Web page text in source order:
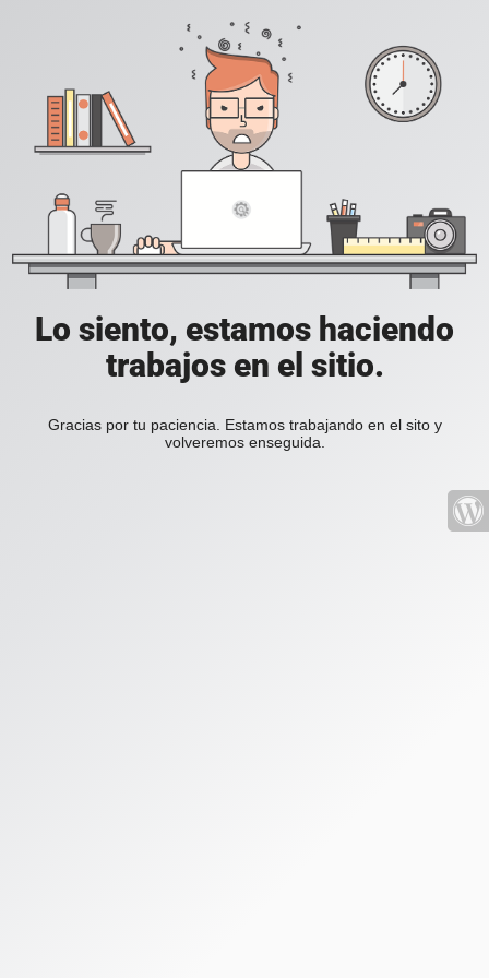
Lo siento, estamos haciendo
trabajos en el sitio.
Gracias por tu paciencia. Estamos trabajando en el sito y
volveremos enseguida.